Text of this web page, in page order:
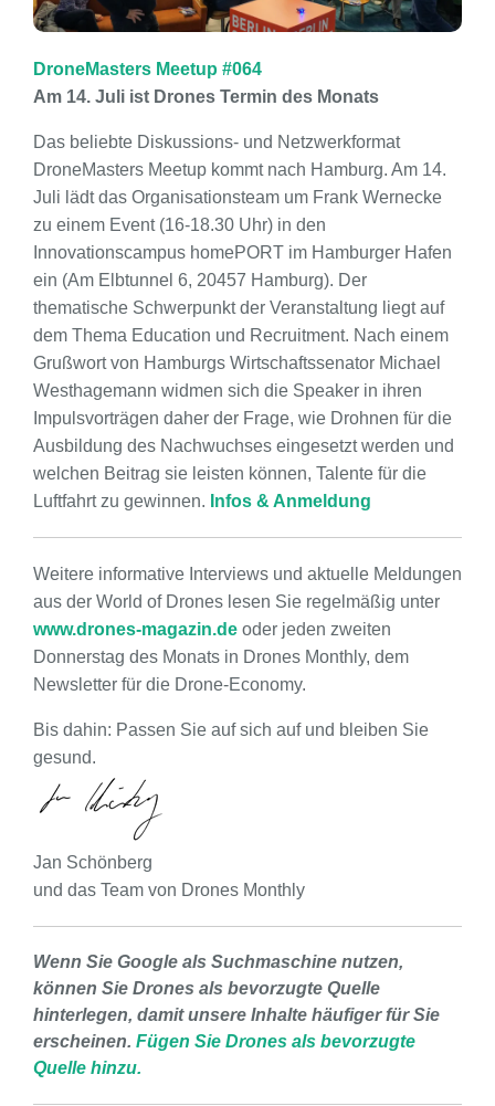
DroneMasters Meetup #064
Am 14. Juli ist Drones Termin des Monats
Das beliebte Diskussions- und Netzwerkformat
DroneMasters Meetup kommt nach Hamburg. Am 14.
Juli lädt das Organisationsteam um Frank Wernecke
zu einem Event (16-18.30 Uhr) in den
Innovationscampus homePORT im Hamburger Hafen
ein (Am Elbtunnel 6, 20457 Hamburg). Der
thematische Schwerpunkt der Veranstaltung liegt auf
dem Thema Education und Recruitment. Nach einem
Grußwort von Hamburgs Wirtschaftssenator Michael
Westhagemann widmen sich die Speaker in ihren
Impulsvorträgen daher der Frage, wie Drohnen für die
Ausbildung des Nachwuchses eingesetzt werden und
welchen Beitrag sie leisten können, Talente für die
Luftfahrt zu gewinnen. Infos & Anmeldung
Weitere informative Interviews und aktuelle Meldungen
aus der World of Drones lesen Sie regelmäßig unter
www.drones-magazin.de oder jeden zweiten
Donnerstag des Monats in Drones Monthly, dem
Newsletter für die Drone-Economy.
Bis dahin: Passen Sie auf sich auf und bleiben Sie
gesund.
Jan Schönberg
und das Team von Drones Monthly
Wenn Sie Google als Suchmaschine nutzen,
können Sie Drones als bevorzugte Quelle
hinterlegen, damit unsere Inhalte häufiger für Sie
erscheinen. Fügen Sie Drones als bevorzugte
Quelle hinzu.